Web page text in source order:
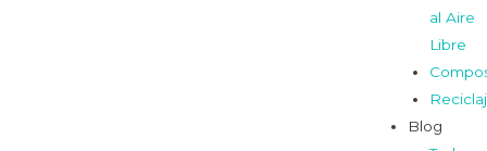
al Aire
Libre
Blog